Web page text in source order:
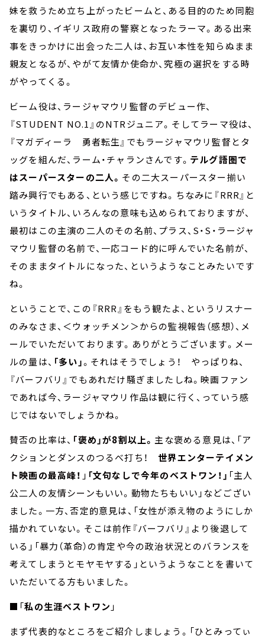
妹を救うため立ち上がったビームと、ある目的のため同胞
を裏切り、イギリス政府の警察となったラーマ。ある出来
事をきっかけに出会った二人は、お互い本性を知らぬまま
親友となるが、やがて友情か使命か、究極の選択をする時
がやってくる。
ビーム役は、ラージャマウリ監督のデビュー作、
『STUDENT NO.1』のNTRジュニア。そしてラーマ役は、
『マガディーラ 勇者転生』でもラージャマウリ監督とタ
ッグを組んだ、ラーム・チャランさんです。 テルグ語圏で
はスーパースターの二人。 その二大スーパースター揃い
踏み興行でもある、という感じですね。ちなみに『RRR』と
いうタイトル、いろんなの意味も込められておりますが、
最初はこの主演の二人のその名前、プラス、S・S・ラージャ
マウリ監督の名前で、一応コード的に呼んでいた名前が、
そのままタイトルになった、というようなことみたいです
ね。
ということで、この『RRR』をもう観たよ、というリスナー
のみなさま、＜ウォッチメン＞からの監視報告（感想）、メ
ールでいただいております。ありがとうございます。メー
ルの量は、 「多い」。それはそうでしょう！ やっぱりね、
『バーフバリ』でもあれだけ騒ぎましたしね。映画ファン
であれば今、ラージャマウリ作品は観に行く、っていう感
じではないでしょうかね。
賛否の比率は、 「褒め」が8割以上。主な褒める意見は、「ア
クションとダンスのつるべ打ち！ 世界エンターテイメン
ト映画の最高峰！ 」 「文句なしで今年のベストワン！」 「主人
公二人の友情シーンもいい。動物たちもいい」などござい
ました。一方、否定的意見は、「女性が添え物のようにしか
描かれていない。そこは前作『バーフバリ』より後退して
いる」「暴力（革命）の肯定や今の政治状況とのバランスを
考えてしまうとモヤモヤする」というようなことを書いて
いただいてる方もいました。
■「私の生涯ベストワン 」
まず代表的なところをご紹介しましょう。「ひとみってぃ